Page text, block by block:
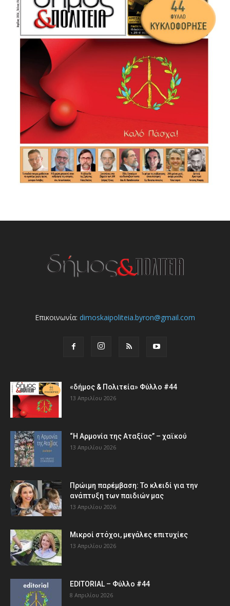
Επικοινωνία: dimoskaipoliteia.byron@gmail.com
«δήμος & Πολιτεία» Φύλλο #44
13 Απριλίου 2026
“Η Αρμονία της Αταξίας” – χαϊκού
13 Απριλίου 2026
Πρώιμη παρέμβαση: Το κλειδί για την
ανάπτυξη των παιδιών µας
13 Απριλίου 2026
Μικροί στόχοι, μεγάλες επιτυχίες
13 Απριλίου 2026
EDITORIAL – Φύλλο #44
8 Απριλίου 2026